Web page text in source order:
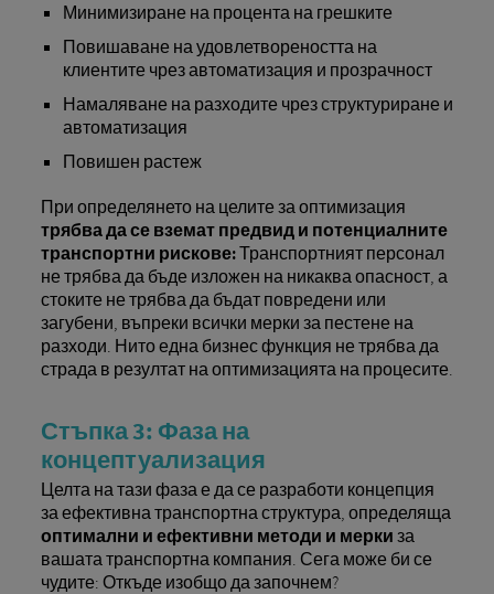
Минимизиране на процента на грешките
Повишаване на удовлетвореността на
клиентите чрез автоматизация и прозрачност
Намаляване на разходите чрез структуриране и
автоматизация
Повишен растеж
При определянето на целите за оптимизация
трябва да се вземат предвид и потенциалните
транспортни рискове:Транспортният персонал
не трябва да бъде изложен на никаква опасност, а
стоките не трябва да бъдат повредени или
загубени, въпреки всички мерки за пестене на
разходи. Нито една бизнес функция не трябва да
страда в резултат на оптимизацията на процесите.
Стъпка 3: Фаза на
концептуализация
Целта на тази фаза е да се разработи концепция
за ефективна транспортна структура, определяща
оптимални и ефективни методи и мерки за
вашата транспортна компания. Сега може би се
чудите: Откъде изобщо да започнем?